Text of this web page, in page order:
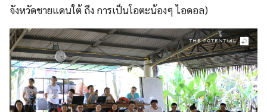
จังหวัดชายแดนใต้ ถึง การเป็นโอตะน้องๆ ไอดอล)